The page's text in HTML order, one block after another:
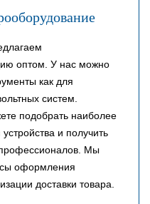
оптом. У нас можно
как для
систем.
подобрать наиболее
и получить
Мы
оформления
доставки товара.